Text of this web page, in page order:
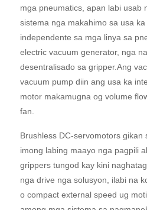
mga pneumatics, apan labi usab
sistema nga makahimo sa usa
independente sa mga linya sa
electric vacuum generator, nga
desentralisado sa gripper.Ang
vacuum pump diin ang usa ka
motor makamugna og volume
fan.
Brushless DC-servomotors gikan
imong labing maayo nga pagpili
grippers tungod kay kini
nga drive nga solusyon, ilabi na
o compact external speed ug